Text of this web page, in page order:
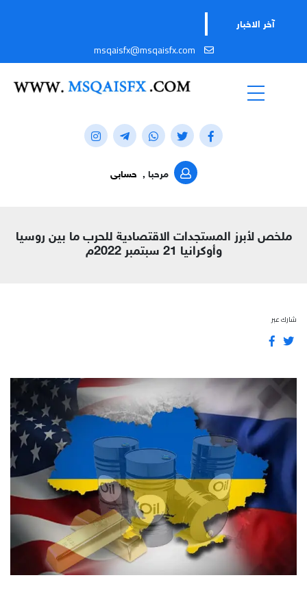
آخر الاخبار
msqaisfx@msqaisfx.com
مرحبا , حسابى
ملخص لأبرز المستجدات الاقتصادية للحرب ما بين روسيا
وأوكرانيا 21 سبتمبر 2022م
شارك عبر